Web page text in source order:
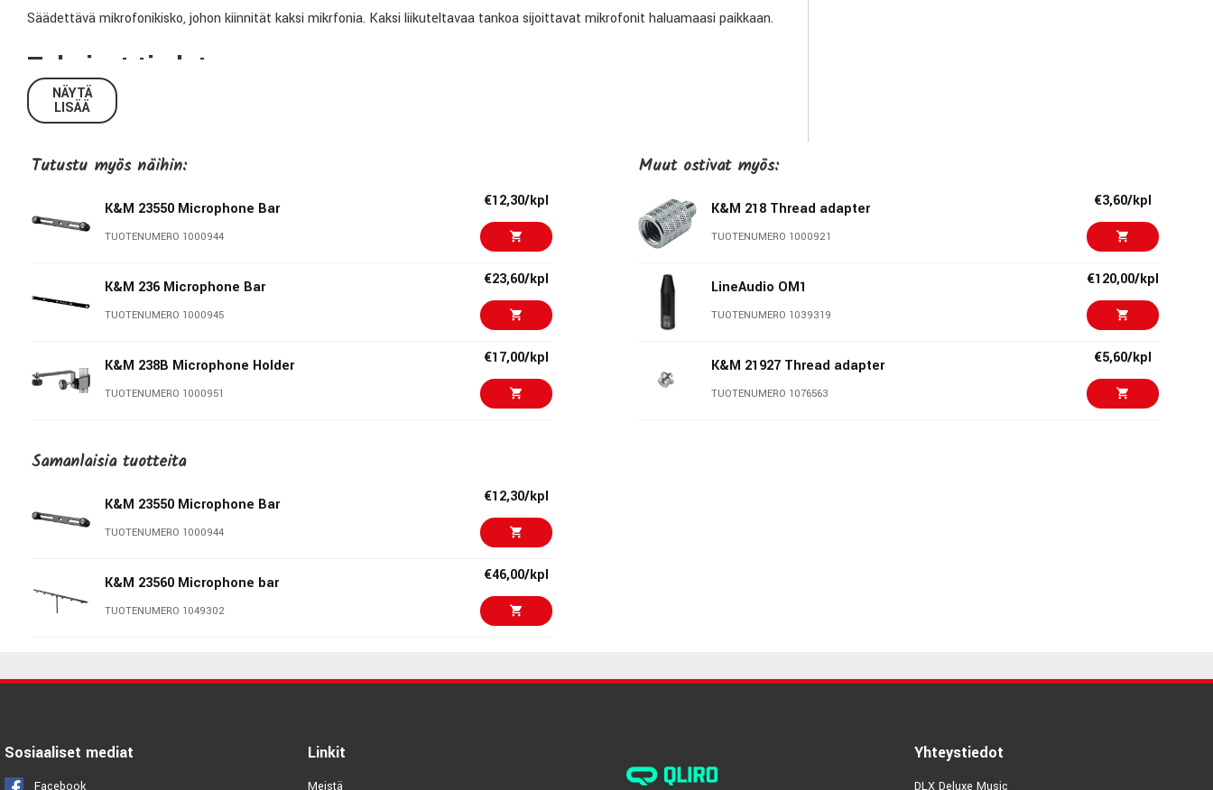
Säädettävä mikrofonikisko, johon kiinnität kaksi mikrfonia. Kaksi liikuteltavaa tankoa sijoittavat mikrofonit haluamaasi paikkaan.
Tekniset tiedot:
Pituus:
217mm
Paino:
0,14Kg
König & Meyer
ratkaisuistaan, toimivuudestaan ja kestävyydestään - tekijöinä on 270 työlleen omistautunutta ammattilaista Saksan
Wertheimissa. K&M valmistaa kahdessa eri tehtaassa Saksassa yli 1500 eri tuotenimikettä, joita myydään 80 maahan kautta
maailman. Monet K&M-telineet ovat eläviä klassikoita ja musiikkiammattilaisten vakiokalustoa.
NÄYTÄ
LISÄÄ
Tutustu myös näihin:
K&M 23550 Microphone Bar
TUOTENUMERO 1000944
€12,30/kpl
K&M 236 Microphone Bar
TUOTENUMERO 1000945
€23,60/kpl
K&M 238B Microphone Holder
TUOTENUMERO 1000951
€17,00/kpl
Microphone bar
K&M 23266 Table Microphone
Stand
€23,30/kpl
K&M 23230 Table microphone
stand
€15,80/kpl
K&M 260/1B Microphone Stand
K&M 25400 Microphone Stand
Muut ostivat myös:
K&M 218 Thread adapter
TUOTENUMERO 1000921
€3,60/kpl
LineAudio OM1
TUOTENUMERO 1039319
€120,00/kpl
K&M 21927 Thread adapter
TUOTENUMERO 1076563
€5,60/kpl
K&M 23550 Microphone Bar
TUOTENUMERO 1000920
Samanlaisia ​​tuotteita
K&M 23550 Microphone Bar
TUOTENUMERO 1000944
€12,30/kpl
K&M 23560 Microphone bar
TUOTENUMERO 1049302
€46,00/kpl
Sosiaaliset mediat
Facebook
Linkit
Meistä
Yhteystiedot
DLX Deluxe Music